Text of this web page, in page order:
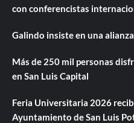
con conferencistas
Galindo insiste en una
Más de 250 mil personas
en San Luis Capital
Feria Universitaria 2026
Ayuntamiento de San Luis